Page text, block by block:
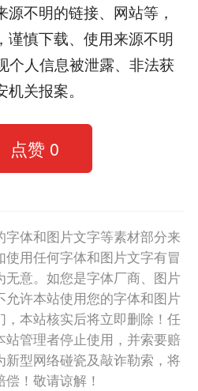
不明的链接、网站等，
谨慎下载、使用来源不明
个人信息被泄露、非法获
关报案。
点赞 0
体和图片文字等素材部分来
用任何字体和图片文字有冒
意。如您是字体厂商、图片
许本站使用您的字体和图片
本站核实后将立即删除！任
管理者停止使用，并索要赔
型网络碰瓷及敲诈勒索，将
！敬请谅解！